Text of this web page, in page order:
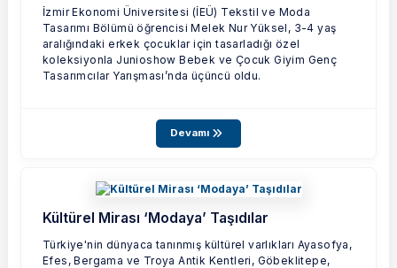
İzmir Ekonomi Üniversitesi (İEÜ) Tekstil ve Moda
Tasarımı Bölümü öğrencisi Melek Nur Yüksel, 3-4 yaş
aralığındaki erkek çocuklar için tasarladığı özel
koleksiyonla Junioshow Bebek ve Çocuk Giyim Genç
Tasarımcılar Yarışması’nda üçüncü oldu.
Devamı
Kültürel Mirası ‘Modaya’ Taşıdılar
Türkiye'nin dünyaca tanınmış kültürel varlıkları Ayasofya,
Efes, Bergama ve Troya Antik Kentleri, Göbeklitepe,